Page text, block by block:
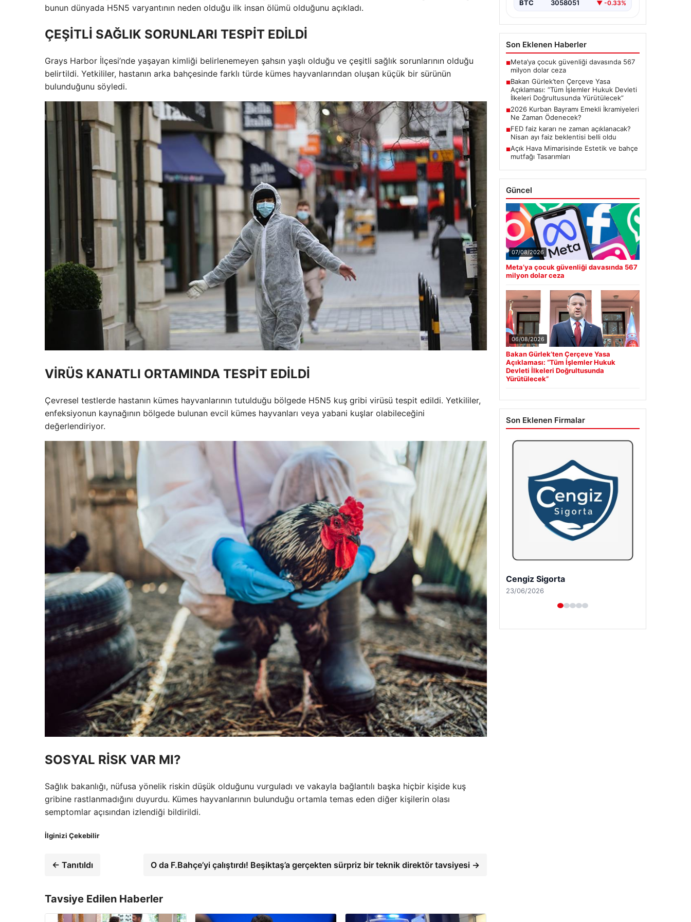
bunun dünyada H5N5 varyantının neden olduğu ilk insan ölümü olduğunu açıkladı.
ÇEŞİTLİ SAĞLIK SORUNLARI TESPİT EDİLDİ
Grays Harbor İlçesi’nde yaşayan kimliği belirlenemeyen şahsın yaşlı olduğu ve çeşitli sağlık sorunlarının olduğu
belirtildi. Yetkililer, hastanın arka bahçesinde farklı türde kümes hayvanlarından oluşan küçük bir sürünün
bulunduğunu söyledi.
VİRÜS KANATLI ORTAMINDA TESPİT EDİLDİ
Çevresel testlerde hastanın kümes hayvanlarının tutulduğu bölgede H5N5 kuş gribi virüsü tespit edildi. Yetkililer,
enfeksiyonun kaynağının bölgede bulunan evcil kümes hayvanları veya yabani kuşlar olabileceğini
değerlendiriyor.
SOSYAL RİSK VAR MI?
Sağlık bakanlığı, nüfusa yönelik riskin düşük olduğunu vurguladı ve vakayla bağlantılı başka hiçbir kişide kuş
gribine rastlanmadığını duyurdu. Kümes hayvanlarının bulunduğu ortamla temas eden diğer kişilerin olası
semptomlar açısından izlendiği bildirildi.
İlginizi Çekebilir
← Tanıtıldı O da F.Bahçe’yi çalıştırdı! Beşiktaş’a gerçekten sürpriz bir teknik direktör tavsiyesi →
Tavsiye Edilen Haberler
başlatacak çerçeve yasanın
BTC 3058051 ▼ -0.33%
Son Eklenen Haberler
■Meta’ya çocuk güvenliği davasında 567
milyon dolar ceza
■Bakan Gürlek’ten Çerçeve Yasa
Açıklaması: “Tüm İşlemler Hukuk Devleti
İlkeleri Doğrultusunda Yürütülecek”
■2026 Kurban Bayramı Emekli İkramiyeleri
Ne Zaman Ödenecek?
■FED faiz kararı ne zaman açıklanacak?
Nisan ayı faiz beklentisi belli oldu
■Açık Hava Mimarisinde Estetik ve bahçe
mutfağı Tasarımları
Güncel
07/08/2026
Meta’ya çocuk güvenliği davasında 567
milyon dolar ceza
06/08/2026
Bakan Gürlek’ten Çerçeve Yasa
Açıklaması: “Tüm İşlemler Hukuk
Devleti İlkeleri Doğrultusunda
Yürütülecek”
Son Eklenen Firmalar
Hastaş Beton
26/05/2026